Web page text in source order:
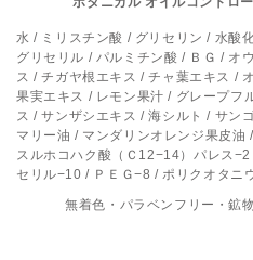
水 / ミリスチン酸 / グリセリン / 水酸
グリセリル / パルミチン酸 / ＢＧ / オ
ス / チガヤ根エキス / チャ葉エキス /
果実エキス / レモン果汁 / グレープフ
ス / サンザシエキス / 海シルト / サン
マリー油 / マンダリンオレンジ果皮
スルホコハク酸（Ｃ12−14）パレス
セリル−10 / ＰＥＧ−8 / ポリクオタニ
無着色・パラベンフリー・鉱